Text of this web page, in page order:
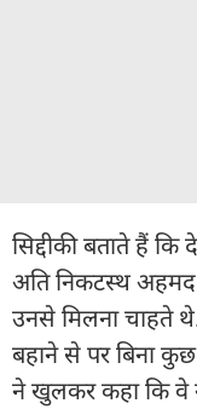
सिद्दीकी बताते हैं
अति निकटस्थ
उनसे मिलना चाहते
बहाने से पर बिना
ने खुलकर कहा कि वे